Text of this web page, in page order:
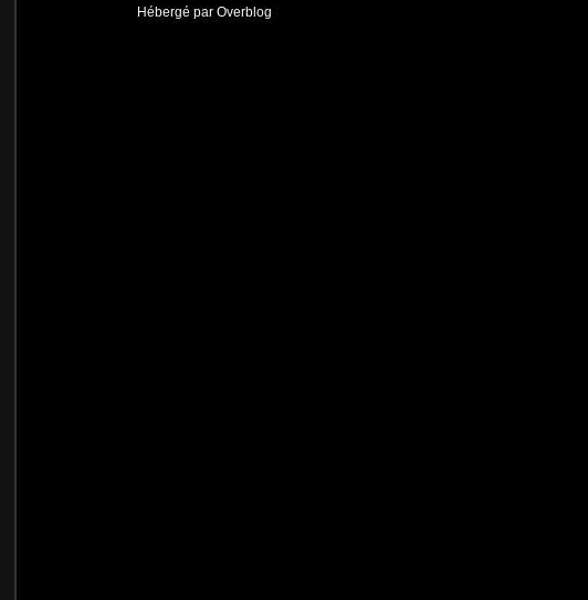
Hébergé par Overblog